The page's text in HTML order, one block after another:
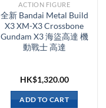
ACTION FIGURE
全新 Bandai Metal Build
X3 XM-X3 Crossbone
Gundam X3 海盜高達 機
動戰士 高達
HK$1,320.00
ADD TO CART